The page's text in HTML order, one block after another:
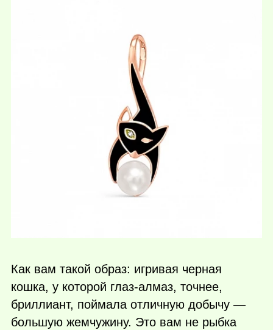
Как вам такой образ: игривая черная
кошка, у которой глаз-алмаз, точнее,
бриллиант, поймала отличную добычу —
большую жемчужину. Это вам не рыбка